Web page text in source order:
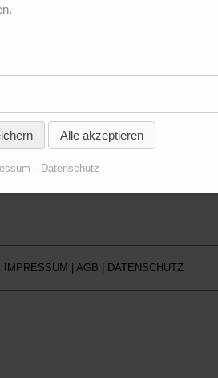
IMPRESSUM AGB DATENSCHUTZ
Alle akzeptieren
Datenschutz